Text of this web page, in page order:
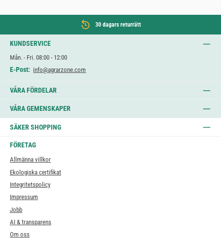
30 dagars returrätt
KUNDSERVICE
Mån. - Fri. 08:00 - 12:00
E-Post: info@agrarzone.com
VÅRA FÖRDELAR
VÅRA GEMENSKAPER
SÄKER SHOPPING
FÖRETAG
Allmänna villkor
Ekologiska certifikat
Integritetspolicy
Impressum
Jobb
AI & transparens
Om oss